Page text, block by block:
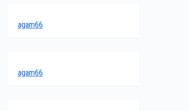
agam66
agam66